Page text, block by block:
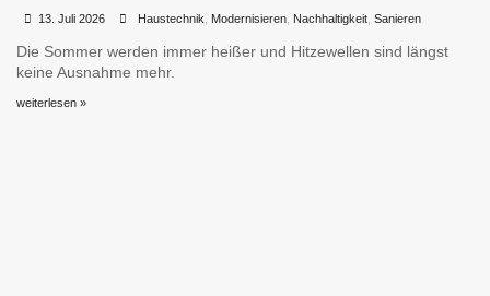
13. Juli 2026 Haustechnik Modernisieren, Nachhaltigkeit, Sanieren
Die Sommer werden immer heißer und Hitzewellen sind längst
keine Ausnahme mehr.
weiterlesen »